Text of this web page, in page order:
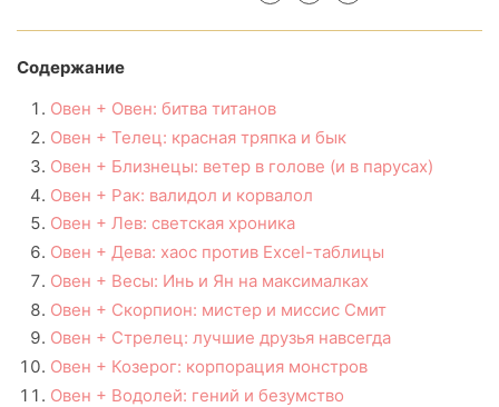
Содержание
Овен + Овен: битва титанов
Овен + Телец: красная тряпка и бык
Овен + Близнецы: ветер в голове (и в парусах)
Овен + Рак: валидол и корвалол
Овен + Лев: светская хроника
Овен + Дева: хаос против Excel-таблицы
Овен + Весы: Инь и Ян на максималках
Овен + Скорпион: мистер и миссис Смит
Овен + Стрелец: лучшие друзья навсегда
Овен + Козерог: корпорация монстров
Овен + Водолей: гений и безумство